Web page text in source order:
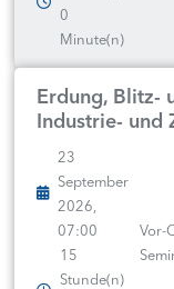
0
Minute(n)
Erdung, Blitz-
Industrie- und
23
September
2026,
07:00
15
Stunde(n)
Vor-